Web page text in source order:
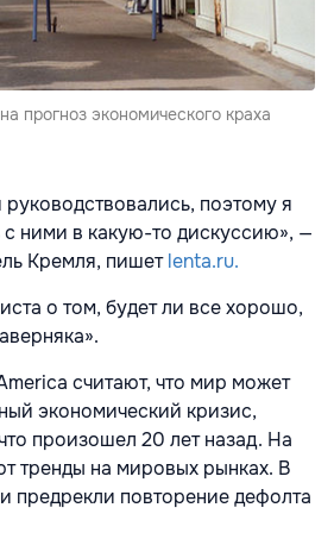
прогноз экономического краха
поэтому я
с ними в какую-то дискуссию», —
Кремля, пишетlenta.ru.
о том, будет ли все хорошо,
считают, что мир может
экономический кризис,
произошел 20 лет назад. На
тренды на мировых рынках. В
предрекли повторение дефолта